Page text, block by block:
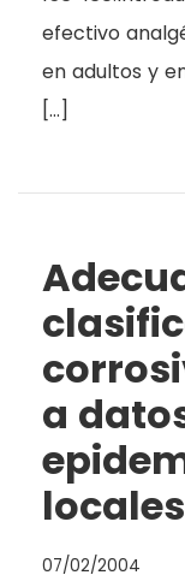
efectivo
en adultos y
[…]
a
locales
07/02/2004